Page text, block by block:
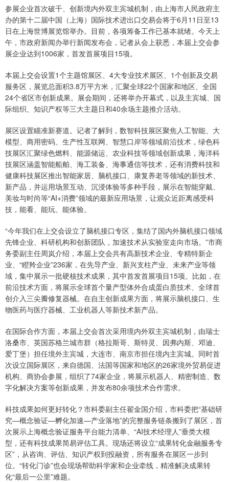
参展企业首次破千、创新境内外双主宾城机制，由上海市人民政府主
办的第十二届中国（上海）国际技术进出口交易会将于6月11日至13
日在上海世博展览馆举办。目前，各项筹备工作已基本就绪。今天上
午，市政府新闻办举行新闻发布会，记者从会上获悉，本届上交会参
展企业达到1006家，首发首展项目15项。
本届上交会设置1个主题馆展区、4大专业技术展区、1个创新及交易
服务区，展览总面积3.8万平方米，汇聚全球22个国家和地区、全国
24个省区市创新成果。展会期间，还将举办开幕式，以及主宾城、国
际组织、知识产权等三大主题日和40余场主题推介活动。
展区设置瞄准新赛道。记者了解到，数智科技展区聚焦人工智能、大
模型、商用密码、生产性互联网、智慧口岸等领域前沿技术，绿色科
技展区汇聚绿色燃料、能源储运、农业科技等领域创新成果，海洋科
技展区涵盖智能船舶、海工装备、海事通信等技术，还有消费科技和
健康科技展区推出智能家居、脑机接口、康复养老等领域的新技术、
新产品，并运用场景互动、沉浸体验等多种手段，展示在智能穿戴、
美妆与时尚等“AI+消费”领域的最新应用场景，让观众近距离感受科
技，能看、能玩、能体验。
“今年我们在上交会设立了脑机接口专区，集结了国内外脑机接口领域
先锋企业、科研机构和创新团队，加速技术从实验室走向市场。”市商
务委副主任周岚介绍，本届上交会共有高新技术企业、专精特新企
业、“瞪羚企业”236家，在先导产业、新兴支柱产业、未来产业等领
域，集中展示一批硬核技术成果，其中首发首展项目15项。比如，在
前沿技术方面，将展示全球首个量产型体外合成蛋白质技术、全球首
创介入三尖瓣修复器械。在自主创新成果方面，将展示脑机接口、生
物医药与医疗器械、工业机器人等新技术新产品。
在国际合作方面，本届上交会首次采用境内外双主宾城机制，由瑞士
洛桑市、英国苏格兰城市群（格拉斯哥、斯特灵、因弗内斯、邓迪、
爱丁堡）担任境外主宾城，大连市、南京市担任境内主宾城。同时首
次设立国际展区，来自德国、法国等国家和地区的26家境外贸易促进
机构、商协会参展，组织了74家企业，将展示机器人、精密制造、数
字化解决方案等创新成果，并发布80余项技术合作需求。
科技成果如何更好转化？市科委副主任翟金国介绍，市科委把“基础研
究—概念验证—孵化加速—产业落地”的完整服务链条搬到了展区，首
次展示上海概念验证服务平台能力清单、“AI技术经理人”垂类大模
型，还有科技成果简易评估工具。现场还将设立“成果转化金融服务专
区”，从咨询、评估、知识产权到投融资，所有服务在展区一步到
位。“转化门诊”也会现场帮助科学家和企业牵线，精准解决成果转
化“最后一公里”难题。